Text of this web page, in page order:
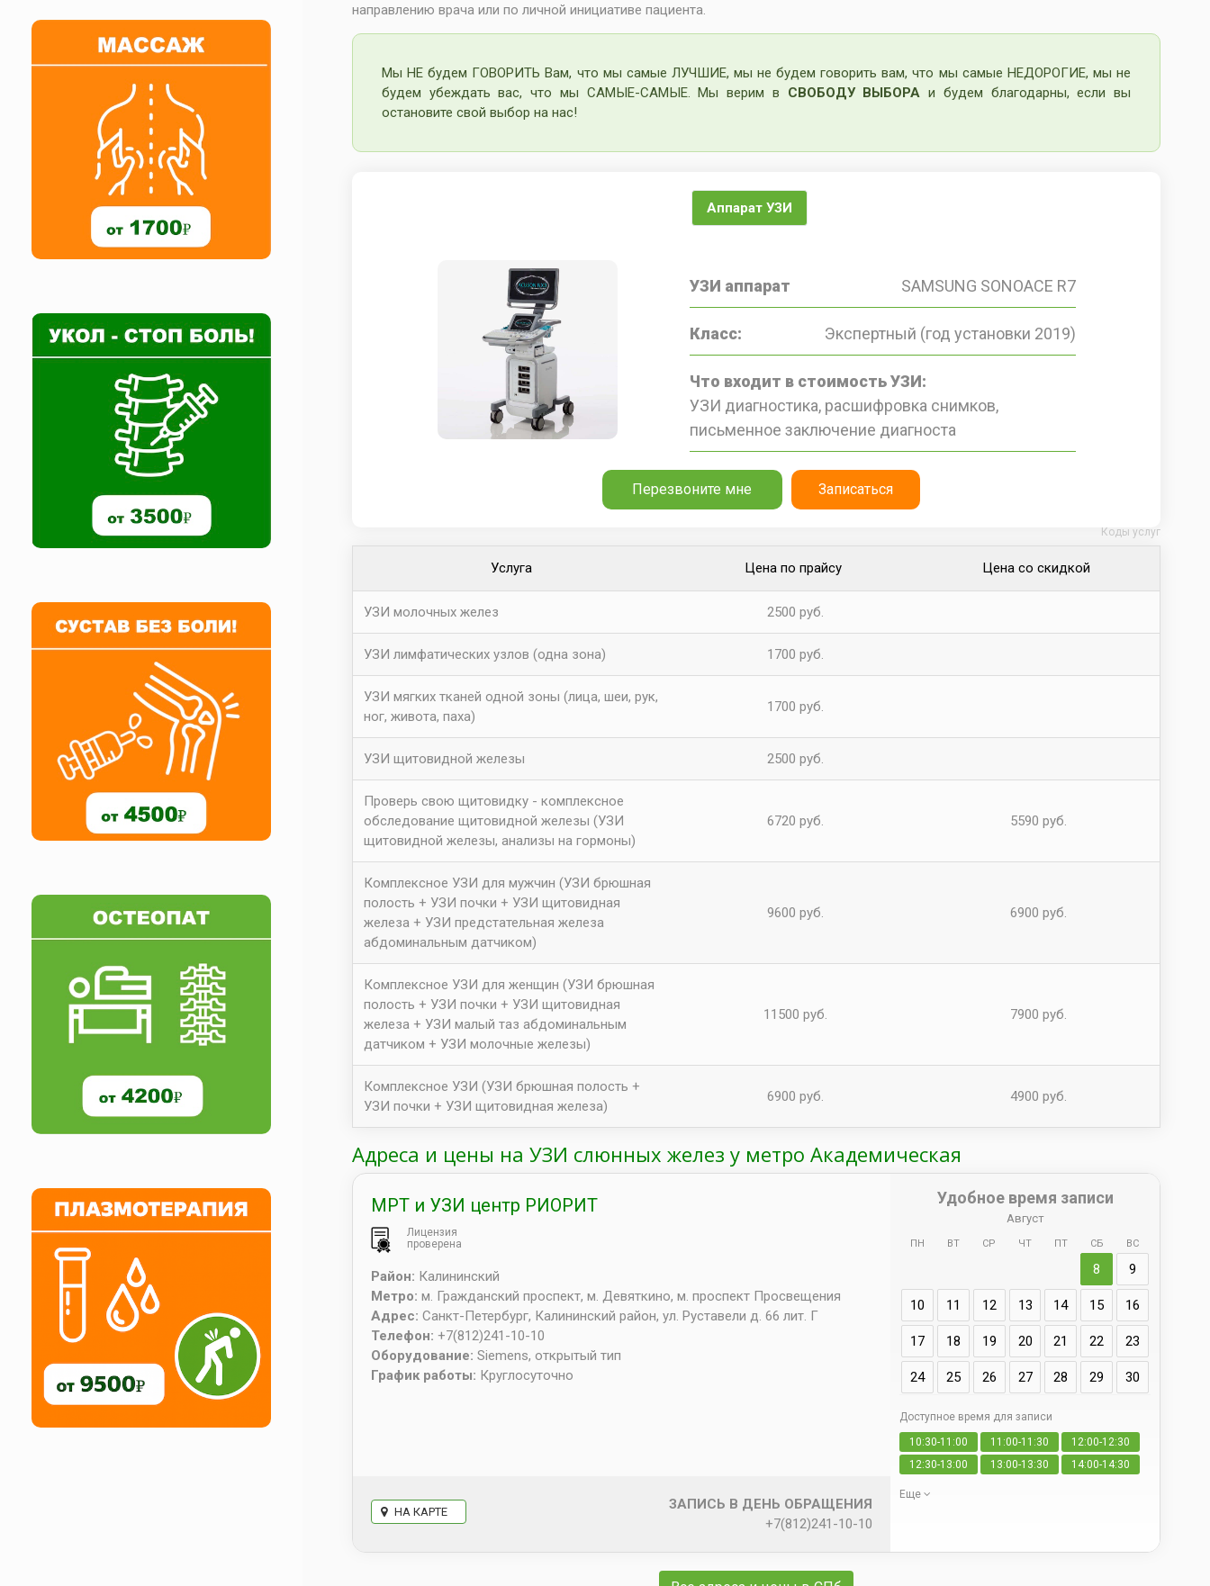
направлению врача или по личной инициативе пациента.
Мы НЕ будем ГОВОРИТЬ Вам, что мы самые ЛУЧШИЕ, мы не будем говорить вам, что мы самые НЕДОРОГИЕ, мы не
будем убеждать вас, что мы САМЫЕ-САМЫЕ. Мы верим в СВОБОДУ ВЫБОРА и будем благодарны, если вы
остановите свой выбор на нас!
Аппарат УЗИ
УЗИ аппарат SAMSUNG SONOACE R7
Класс: Экспертный (год установки 2019)
Что входит в стоимость УЗИ:
УЗИ диагностика, расшифровка снимков,
письменное заключение диагноста
Перезвоните мне Записаться
Услуга Цена по прайсу Цена со скидкой
УЗИ молочных желез 2500 руб.
УЗИ лимфатических узлов (одна зона) 1700 руб.
УЗИ мягких тканей одной зоны (лица, шеи, рук,
ног, живота, паха)
1700 руб.
УЗИ щитовидной железы 2500 руб.
Проверь свою щитовидку - комплексное
обследование щитовидной железы (УЗИ
щитовидной железы, анализы на гормоны)
6720 руб. 5590 руб.
Комплексное УЗИ для мужчин (УЗИ брюшная
полость + УЗИ почки + УЗИ щитовидная
железа + УЗИ предстательная железа
абдоминальным датчиком)
9600 руб. 6900 руб.
Комплексное УЗИ для женщин (УЗИ брюшная
полость + УЗИ почки + УЗИ щитовидная
железа + УЗИ малый таз абдоминальным
датчиком + УЗИ молочные железы)
11500 руб. 7900 руб.
Комплексное УЗИ (УЗИ брюшная полость +
УЗИ почки + УЗИ щитовидная железа)
6900 руб. 4900 руб.
Коды услуг
Адреса и цены на УЗИ слюнных желез у метро Академическая
МРТ и УЗИ центр РИОРИТ
Лицензия
проверена
Район: Калининский
Метро: м. Гражданский проспект, м. Девяткино, м. проспект Просвещения
Адрес: Санкт-Петербург, Калининский район, ул. Руставели д. 66 лит. Г
Телефон: +7(812)241-10-10
Оборудование: Siemens, открытый тип
График работы: Круглосуточно
НА КАРТЕ
ЗАПИСЬ В ДЕНЬ ОБРАЩЕНИЯ
+7(812)241-10-10
Удобное время записи
Август
ПН ВТ СР ЧТ ПТ СБ ВС
8 9
10 11 12 13 14 15 16
17 18 19 20 21 22 23
24 25 26 27 28 29 30
Доступное время для записи
10:30-11:00
11:00-11:30
12:00-12:30
12:30-13:00
13:00-13:30 14:00-14:30
Еще